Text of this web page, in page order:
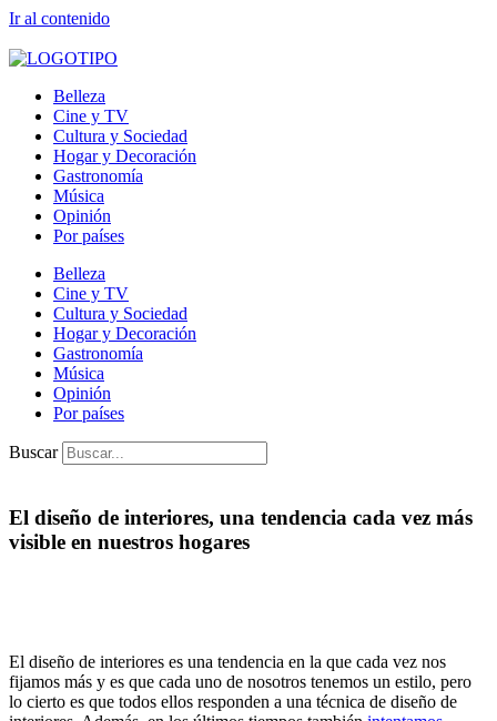
Ir al contenido
Belleza
Cine y TV
Cultura y Sociedad
Hogar y Decoración
Gastronomía
Música
Opinión
Por países
Belleza
Cine y TV
Cultura y Sociedad
Hogar y Decoración
Gastronomía
Música
Opinión
Por países
Buscar
El diseño de interiores, una tendencia cada vez más
visible en nuestros hogares
El diseño de interiores es una tendencia en la que cada vez nos
fijamos más y es que cada uno de nosotros tenemos un estilo, pero
lo cierto es que todos ellos responden a una técnica de diseño de